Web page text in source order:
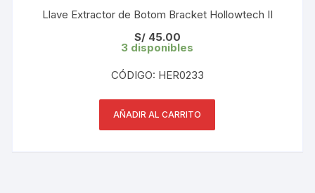
Llave Extractor de Botom Bracket Hollowtech II
S/45.00
3 disponibles
CÓDIGO: HER0233
AÑADIR AL CARRITO